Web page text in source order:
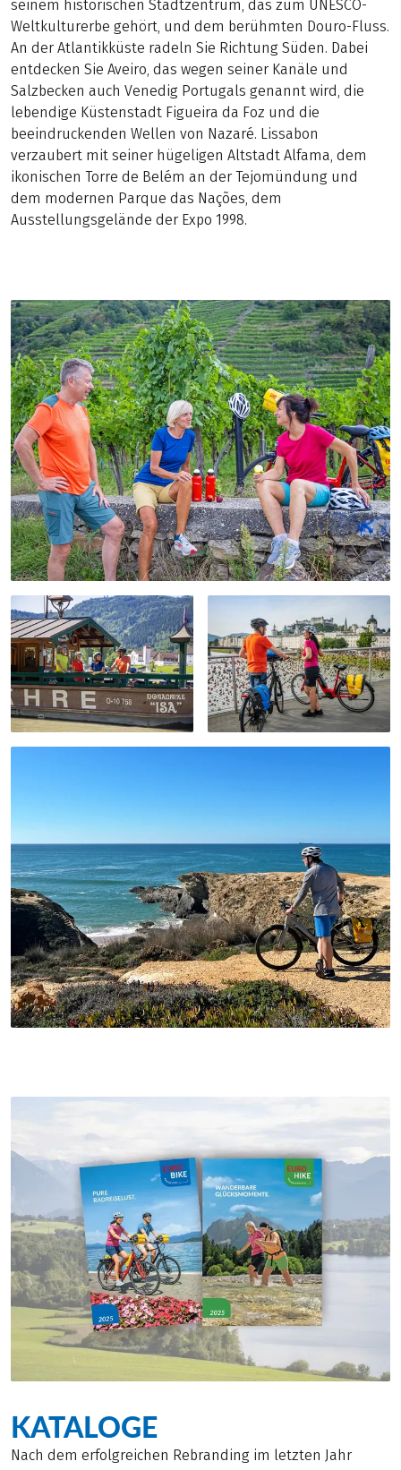
seinem historischen Stadtzentrum, das zum UNESCO-
Weltkulturerbe gehört, und dem berühmten Douro-Fluss.
An der Atlantikküste radeln Sie Richtung Süden. Dabei
entdecken Sie Aveiro, das wegen seiner Kanäle und
Salzbecken auch Venedig Portugals genannt wird, die
lebendige Küstenstadt Figueira da Foz und die
beeindruckenden Wellen von Nazaré. Lissabon
verzaubert mit seiner hügeligen Altstadt Alfama, dem
ikonischen Torre de Belém an der Tejomündung und
dem modernen Parque das Nações, dem
Ausstellungsgelände der Expo 1998.
KATALOGE
Nach dem erfolgreichen Rebranding im letzten Jahr